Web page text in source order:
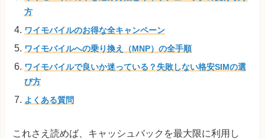
方
ワイモバイルのお得な全キャンペーン
ワイモバイルへの乗り換え（MNP）の全手順
ワイモバイルで良いか迷っている？失敗しない格安SIMの選
び方
よくある質問
これさえ読めば、キャッシュバックを最大限に利用し